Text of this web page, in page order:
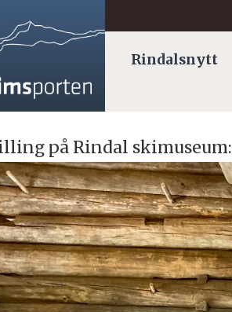
Rindalsnytt
på Rindal skimuseum: